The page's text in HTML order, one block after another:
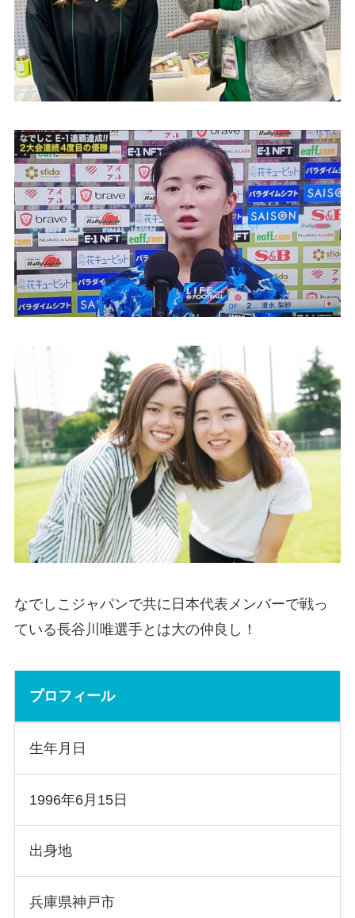
なでしこジャパンで共に日本代表メンバーで戦っ
ている長谷川唯選手とは大の仲良し！
プロフィール
生年月日
1996年6月15日
出身地
兵庫県神戸市